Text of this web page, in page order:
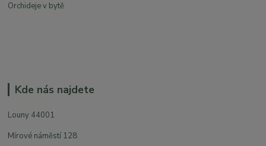
Orchideje v bytě
Kde nás najdete
Louny 44001
Mírové náměstí 128